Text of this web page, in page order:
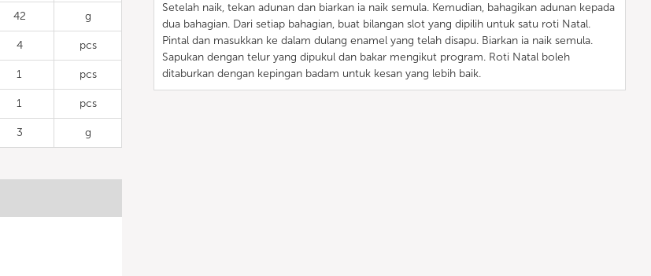
42 g
4 pcs
1 pcs
1 pcs
3 g
Setelah naik, tekan adunan dan biarkan ia naik semula. Kemudian, bahagikan adunan kepada
dua bahagian. Dari setiap bahagian, buat bilangan slot yang dipilih untuk satu roti Natal.
Pintal dan masukkan ke dalam dulang enamel yang telah disapu. Biarkan ia naik semula.
Sapukan dengan telur yang dipukul dan bakar mengikut program. Roti Natal boleh
ditaburkan dengan kepingan badam untuk kesan yang lebih baik.